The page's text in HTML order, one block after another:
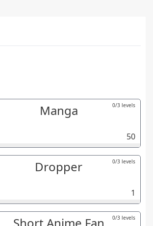
Manga 0/3 levels
50
Dropper 0/3 levels
1
0/3 levels